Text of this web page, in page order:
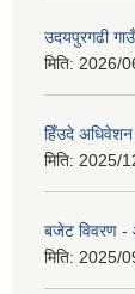
उदयपुरगढी
मिति: 2026/
हिँउदे
मिति: 2025/
बजेट विवरण
मिति: 2025/